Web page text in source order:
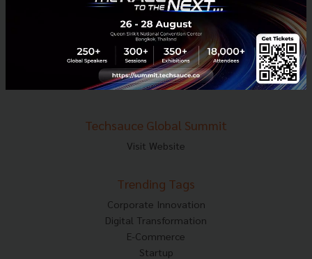
Techsauce Media
About Techsauce
Techsauce Services
Privacy Policy
ส่งบทความ
Techsauce Global Summit
Visit Website
Trending Tags
Corporate Innovation
Digital Transformation
E-Commerce
Startup